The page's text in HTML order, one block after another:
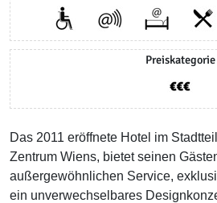
Preiskategorie
Das 2011 eröffnete Hotel im
Zentrum Wiens, bietet seinen
außergewöhnlichen Service,
ein unverwechselbares